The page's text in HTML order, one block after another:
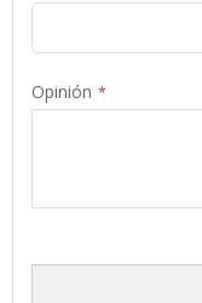
Opinión